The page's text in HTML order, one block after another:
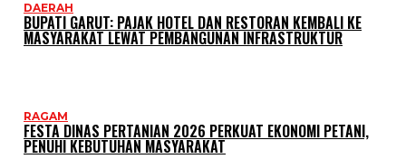
DAERAH
BUPATI GARUT: PAJAK HOTEL DAN RESTORAN KEMBALI KE
MASYARAKAT LEWAT PEMBANGUNAN INFRASTRUKTUR
RAGAM
FESTA DINAS PERTANIAN 2026 PERKUAT EKONOMI PETANI,
PENUHI KEBUTUHAN MASYARAKAT